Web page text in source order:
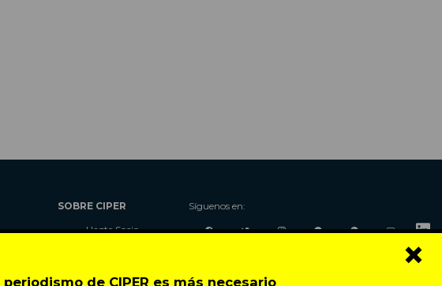
periodismo de CIPER es más necesario
×
SOBRE CIPER
Hazte Socio
Contacto
Síguenos en: